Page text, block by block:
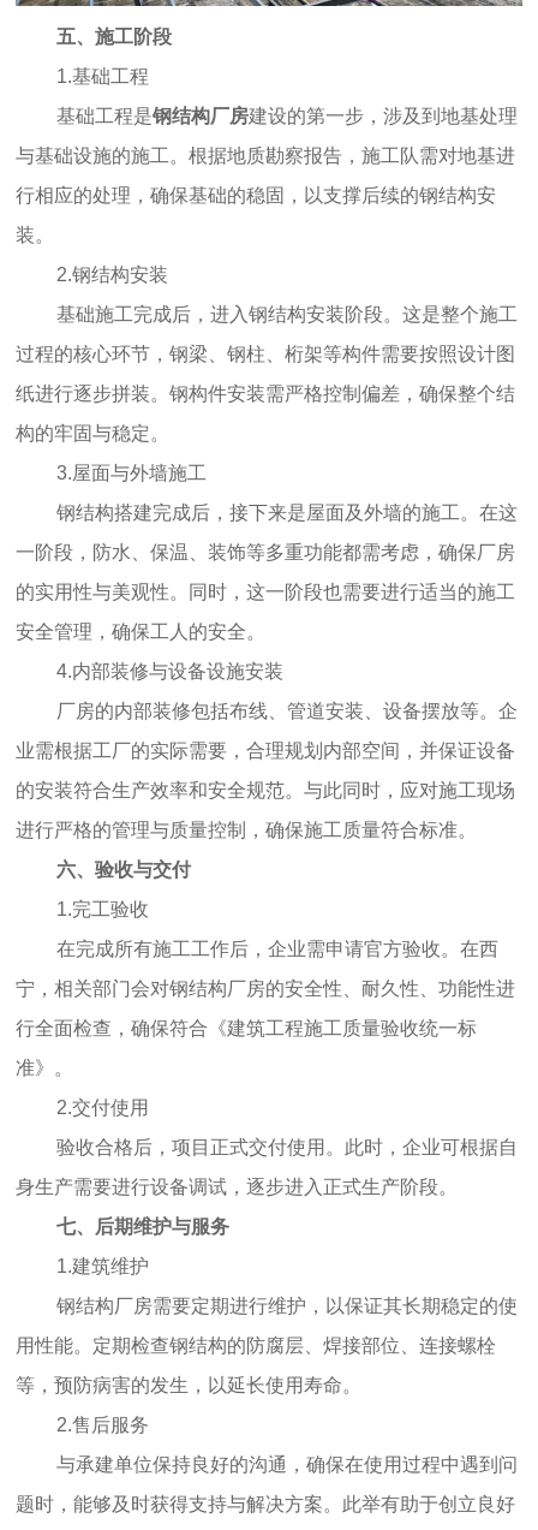
五、施工阶段
1.基础工程
基础工程是钢结构厂房建设的第一步，涉及到地基处理
与基础设施的施工。根据地质勘察报告，施工队需对地基进
行相应的处理，确保基础的稳固，以支撑后续的钢结构安
装。
2.钢结构安装
基础施工完成后，进入钢结构安装阶段。这是整个施工
过程的核心环节，钢梁、钢柱、桁架等构件需要按照设计图
纸进行逐步拼装。钢构件安装需严格控制偏差，确保整个结
构的牢固与稳定。
3.屋面与外墙施工
钢结构搭建完成后，接下来是屋面及外墙的施工。在这
一阶段，防水、保温、装饰等多重功能都需考虑，确保厂房
的实用性与美观性。同时，这一阶段也需要进行适当的施工
安全管理，确保工人的安全。
4.内部装修与设备设施安装
厂房的内部装修包括布线、管道安装、设备摆放等。企
业需根据工厂的实际需要，合理规划内部空间，并保证设备
的安装符合生产效率和安全规范。与此同时，应对施工现场
进行严格的管理与质量控制，确保施工质量符合标准。
六、验收与交付
1.完工验收
在完成所有施工工作后，企业需申请官方验收。在西
宁，相关部门会对钢结构厂房的安全性、耐久性、功能性进
行全面检查，确保符合《建筑工程施工质量验收统一标
准》。
2.交付使用
验收合格后，项目正式交付使用。此时，企业可根据自
身生产需要进行设备调试，逐步进入正式生产阶段。
七、后期维护与服务
1.建筑维护
钢结构厂房需要定期进行维护，以保证其长期稳定的使
用性能。定期检查钢结构的防腐层、焊接部位、连接螺栓
等，预防病害的发生，以延长使用寿命。
2.售后服务
与承建单位保持良好的沟通，确保在使用过程中遇到问
题时，能够及时获得支持与解决方案。此举有助于创立良好